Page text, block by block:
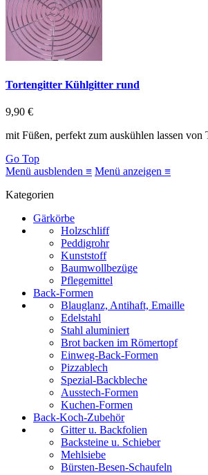
Tortengitter Kühlgitter rund
9,90 €
mit Füßen, perfekt zum auskühlen lassen
Go Top
Menü ausblenden ≡ Menü anzeigen ≡
Kategorien
Gärkörbe
Holzschliff
Peddigrohr
Kunststoff
Baumwollbezüge
Pflegemittel
Back-Formen
Blauglanz, Antihaft, Emaille
Edelstahl
Stahl aluminiert
Brot backen im Römertopf
Einweg-Back-Formen
Pizzablech
Spezial-Backbleche
Ausstech-Formen
Kuchen-Formen
Back-Koch-Zubehör
Gitter u. Backfolien
Backsteine u. Schieber
Mehlsiebe
Bürsten-Besen-Schaufeln